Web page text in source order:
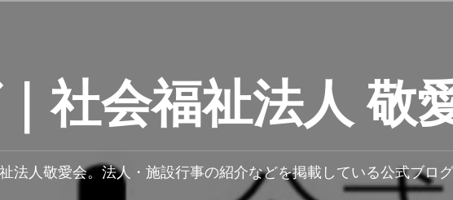
社会福祉法人 敬
法人敬愛会。法人・施設行事の紹介などを掲載している公式ブログ